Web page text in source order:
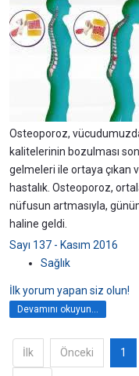
Osteoporoz,
kalitelerinin bozulması
gelmeleri ile ortaya çıkan
hastalık. Osteoporoz,
nüfusun artmasıyla,
haline geldi.
Sayı 137 - Kasım 2016
Sağlık
İlk yorum yapan siz olun!
Devamını okuyun...
İlk Önceki 1